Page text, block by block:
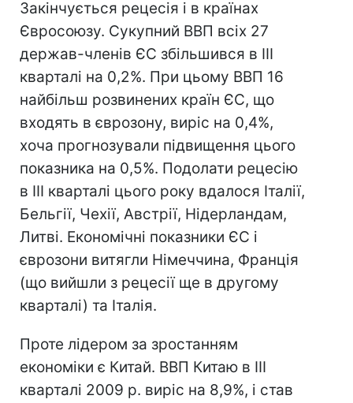
Закінчується рецесія і в країнах
Євросоюзу. Сукупний ВВП всіх 27
держав-членів ЄС збільшився в III
кварталі на 0,2%. При цьому ВВП 16
найбільш розвинених країн ЄС, що
входять в єврозону, виріс на 0,4%,
хоча прогнозували підвищення цього
показника на 0,5%. Подолати рецесію
в III кварталі цього року вдалося Італії,
Бельгії, Чехії, Австрії, Нідерландам,
Литві. Економічні показники ЄС і
єврозони витягли Німеччина, Франція
(що вийшли з рецесії ще в другому
кварталі) та Італія.
Проте лідером за зростанням
економіки є Китай. ВВП Китаю в III
кварталі 2009 р. виріс на 8,9%, і став